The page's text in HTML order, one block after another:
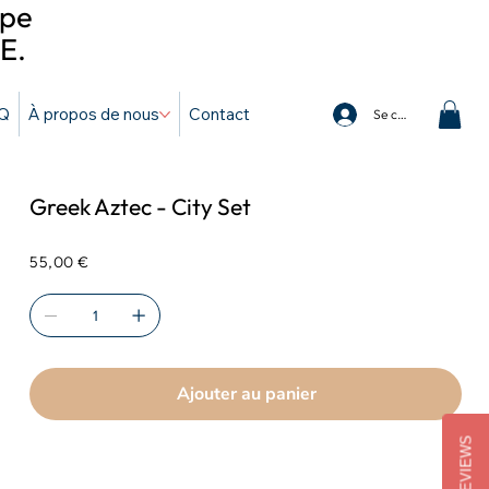
Se connecter
À propos de nous Contact
Greek Aztec - City Set
55,00 €
Ajouter au panier
REVIEWS